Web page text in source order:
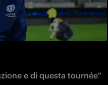
e di questa tournée"